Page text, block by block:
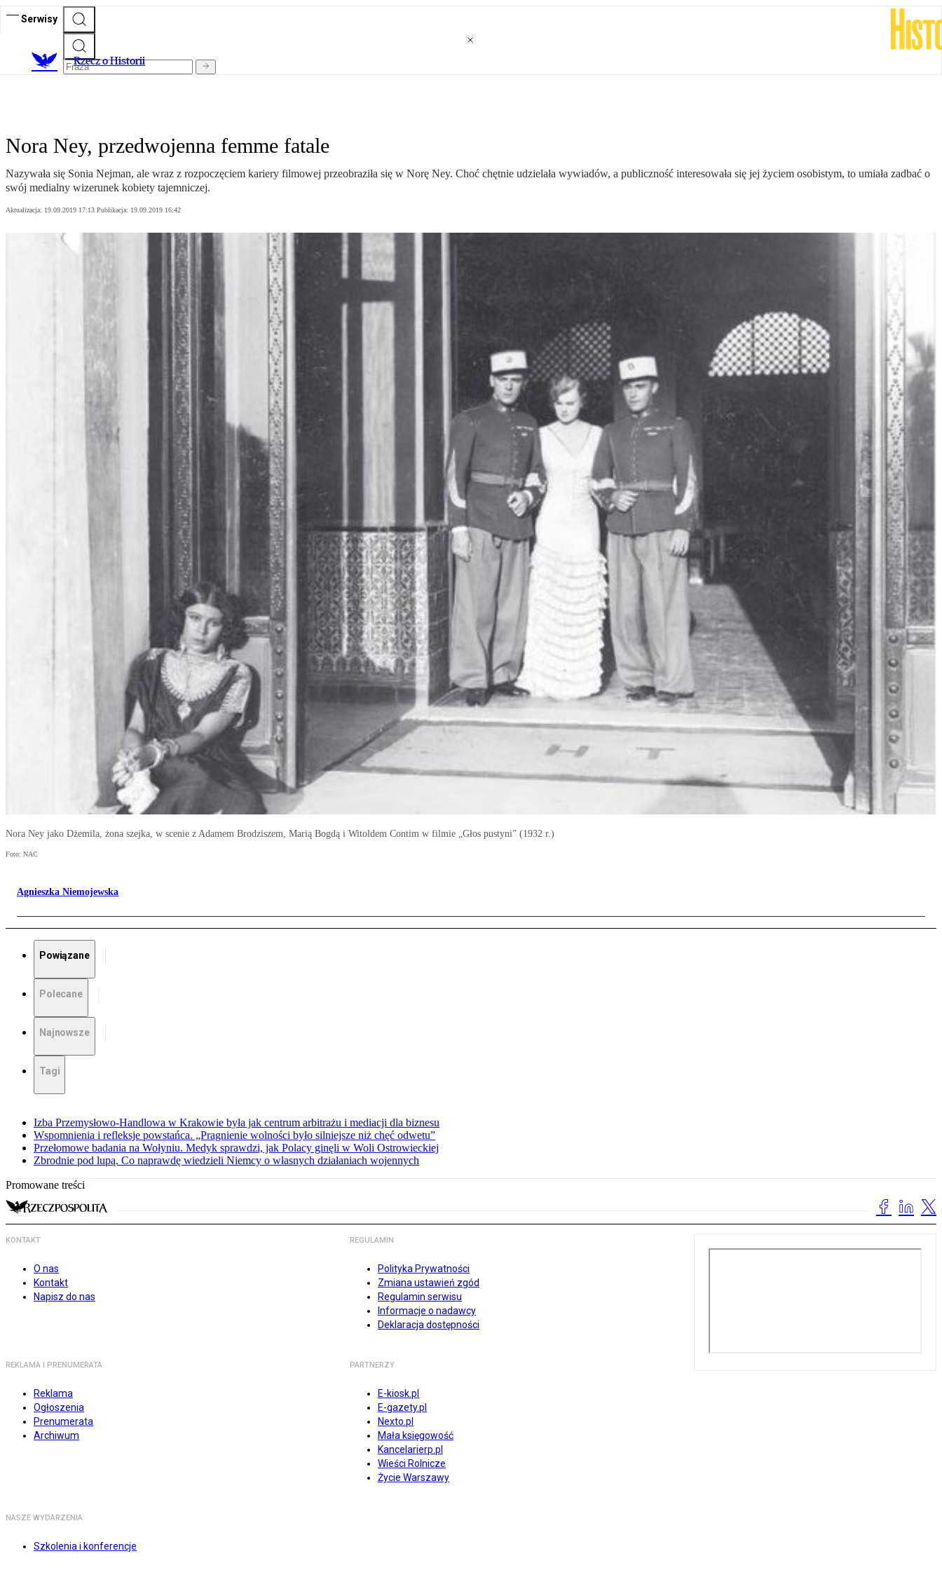
Serwisy
Rzecz o Historii
Nora Ney, przedwojenna femme fatale
Nazywała się Sonia Nejman, ale wraz z rozpoczęciem kariery filmowej przeobraziła się w Norę Ney. Choć chętnie udzielała wywiadów, a publiczność interesowała się jej życiem osobistym, to umiała zadbać o
swój medialny wizerunek kobiety tajemniczej.
Aktualizacja: 19.09.2019 17:13 Publikacja: 19.09.2019 16:42
Nora Ney jako Dżemila, żona szejka, w scenie z Adamem Brodziszem, Marią Bogdą i Witoldem Contim w filmie „Głos pustyni” (1932 r.)
Foto: NAC
Agnieszka Niemojewska
Powiązane
Polecane
Najnowsze
Tagi
Izba Przemysłowo-Handlowa w Krakowie była jak centrum arbitrażu i mediacji dla biznesu
Wspomnienia i refleksje powstańca. „Pragnienie wolności było silniejsze niż chęć odwetu”
Przełomowe badania na Wołyniu. Medyk sprawdzi, jak Polacy ginęli w Woli Ostrowieckiej
Zbrodnie pod lupą. Co naprawdę wiedzieli Niemcy o własnych działaniach wojennych
Promowane treści
KONTAKT
O nas
Kontakt
Napisz do nas
REGULAMIN
Polityka Prywatności
Zmiana ustawień zgód
Regulamin serwisu
Informacje o nadawcy
Deklaracja dostępności
REKLAMA I PRENUMERATA
Reklama
Ogłoszenia
Prenumerata
Archiwum
PARTNERZY
E-kiosk.pl
E-gazety.pl
Nexto.pl
Mała księgowość
Kancelarierp.pl
Wieści Rolnicze
Życie Warszawy
NASZE WYDARZENIA
Szkolenia i konferencje